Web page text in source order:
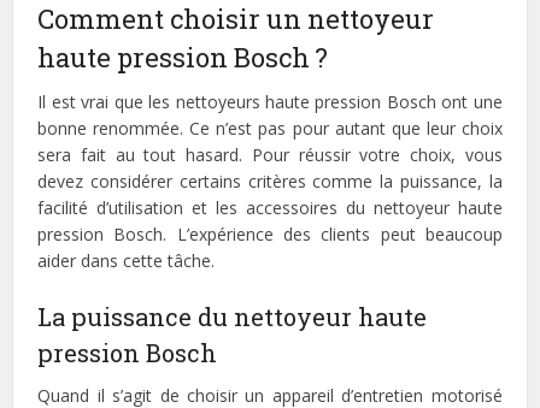
Comment choisir un nettoyeur
haute pression Bosch ?
Il est vrai que les nettoyeurs haute pression Bosch ont une
bonne renommée. Ce n’est pas pour autant que leur choix
sera fait au tout hasard. Pour réussir votre choix, vous
devez considérer certains critères comme la puissance, la
facilité d’utilisation et les accessoires du nettoyeur haute
pression Bosch. L’expérience des clients peut beaucoup
aider dans cette tâche.
La puissance du nettoyeur haute
pression Bosch
Quand il s’agit de choisir un appareil d’entretien motorisé